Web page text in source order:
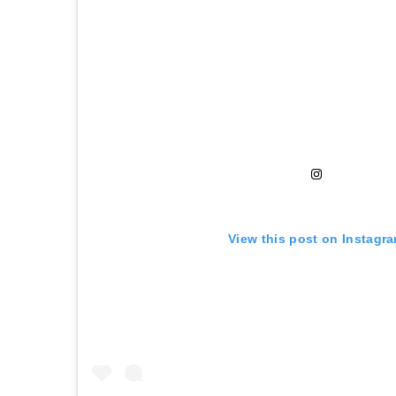
View this post on